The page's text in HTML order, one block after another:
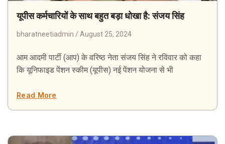
यूपीस कर्मचारियों के साथ बहुत बड़ा धोखा है: संजय सिंह
bharatneetiadmin August 25, 2024
आम आदमी पार्टी (आप) के वरिष्ठ नेता संजय सिंह ने रविवार को कहा
कि यूनिफाइड पेंशन स्कीम (यूपीस) नई पेंशन योजना से भी
Read More